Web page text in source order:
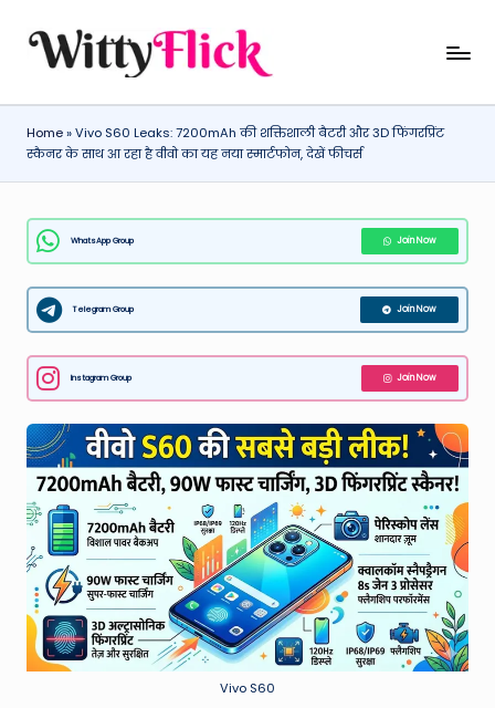
W
it
ty
Fl
ic
k:
L
a
t
e
st
W
e
a
t
h
er
WittyFlick:
Tech
News
Around
World
Home»Vivo S60 Leaks: 7200mAh की शक्तिशाली बैटरी और 3D फिंगरप्रिंट
स्कैनर के साथ आ रहा है वीवो का यह नया स्मार्टफोन, देखें फीचर्स
WhatsApp Group Join Now
Telegram Group Join Now
Instagram Group Join Now
Vivo S60